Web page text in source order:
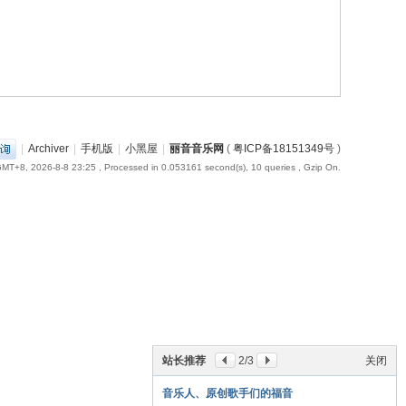
关闭
站长推荐 2/3
音乐人、原创歌手们的福音
| Archiver | 手机版 | 小黑屋 | 丽音音乐网 ( 粤ICP备18151349号 )
2026-8-8 23:25 , Processed in 0.053161 second(s), 10 queries , Gzip On.